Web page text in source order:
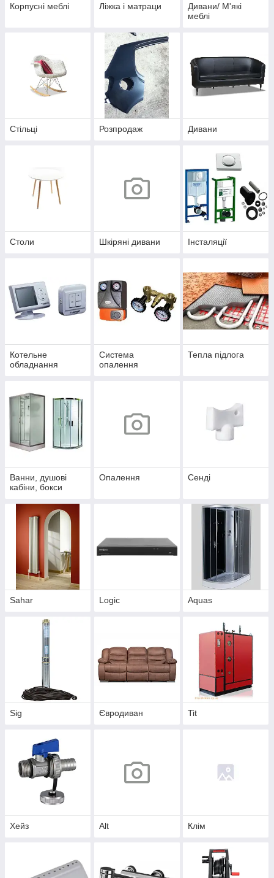
Корпусні меблі Ліжка і матраци
Дивани/ М'які
меблі
Стільці Розпродаж Дивани
Столи Шкіряні дивани Інсталяції
Котельне
обладнання
Система
опалення
Тепла підлога
Ванни, душові
кабіни, бокси
Опалення Сенді
Sahar Logic Aquas
Sig Євродиван Tit
Хейз Alt Клім